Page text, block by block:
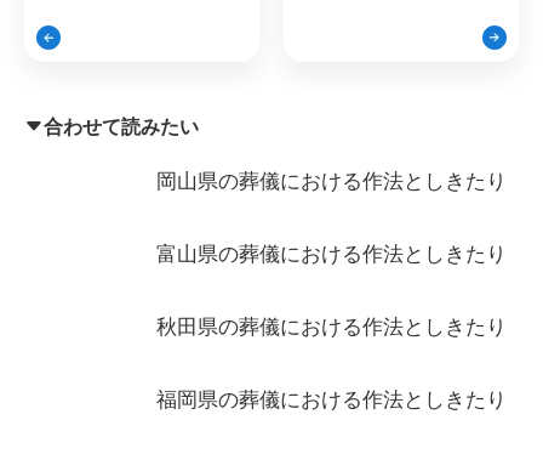
合わせて読みたい
岡山県の葬儀における作法としきたり
富山県の葬儀における作法としきたり
秋田県の葬儀における作法としきたり
福岡県の葬儀における作法としきたり